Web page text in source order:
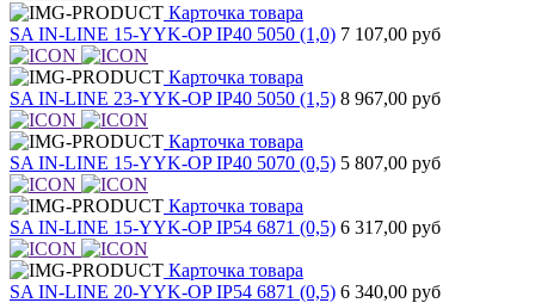
Карточка товара
SA IN-LINE 15-YYK-OP IP40 5050 (1,0) 7 107,00 руб
Карточка товара
SA IN-LINE 23-YYK-OP IP40 5050 (1,5) 8 967,00 руб
Карточка товара
SA IN-LINE 15-YYK-OP IP40 5070 (0,5) 5 807,00 руб
Карточка товара
SA IN-LINE 15-YYK-OP IP54 6871 (0,5) 6 317,00 руб
Карточка товара
SA IN-LINE 20-YYK-OP IP54 6871 (0,5) 6 340,00 руб